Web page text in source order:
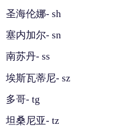
圣海伦娜- sh
塞内加尔- sn
南苏丹- ss
埃斯瓦蒂尼- sz
多哥- tg
坦桑尼亚- tz